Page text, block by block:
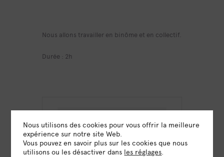
Nous allons travailler en binôme et en collectif.
Durée : 2h
10 Avr 2025
Expiré!
Nous utilisons des cookies pour vous offrir la meilleure
expérience sur notre site Web.
Vous pouvez en savoir plus sur les cookies que nous
utilisons ou les désactiver dans les réglages.